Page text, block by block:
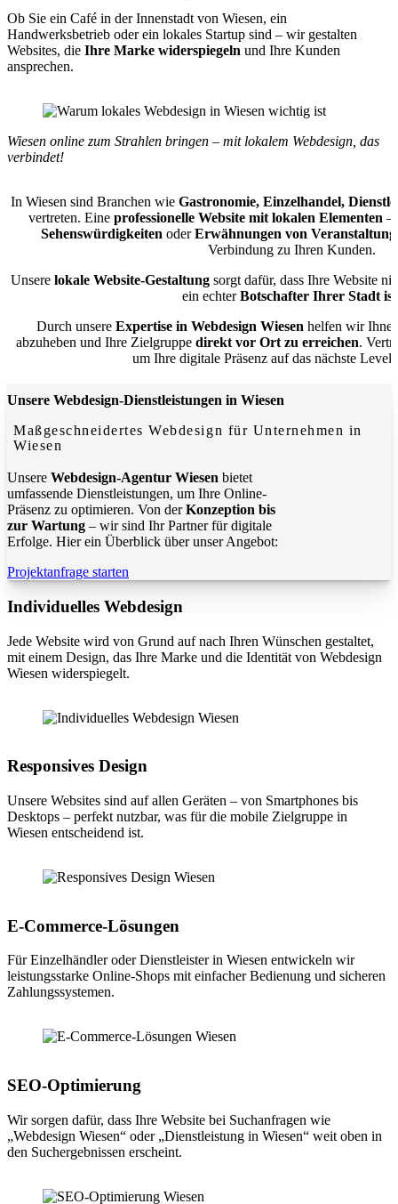
Ob Sie ein Café in der Innenstadt von Wiesen, ein
Handwerksbetrieb oder ein lokales Startup sind – wir gestalten
Websites, die Ihre Marke widerspiegeln und Ihre Kunden
ansprechen.
Wiesen online zum Strahlen bringen – mit lokalem Webdesign, das
verbindet!
In Wiesen sind Branchen wie Gastronomie, Einzelhandel,
vertreten. Eine professionelle Website mit lokalen Elementen –
Sehenswürdigkeiten oderErwähnungen von
Verbindung zu Ihren Kunden.
Unsere lokale Website-Gestaltungsorgt dafür, dass Ihre Website
ein echterBotschafter Ihrer Stadt ist
Durch unsere Expertise in Webdesign Wiesen helfen wir
abzuheben und Ihre Zielgruppe direkt vor Ort zu erreichen.
um Ihre digitale Präsenz auf das nächste Level
Unsere Webdesign-Dienstleistungen in Wiesen
Maßgeschneidertes Webdesign für Unternehmen in
Wiesen
Unsere Webdesign-Agentur Wiesen bietet
umfassende Dienstleistungen, um Ihre Online-
Präsenz zu optimieren. Von derKonzeption bis
zur Wartung – wir sind Ihr Partner für digitale
Erfolge. Hier ein Überblick über unser Angebot:
Projektanfrage starten
Individuelles Webdesign
Jede Website wird von Grund auf nach Ihren Wünschen gestaltet,
mit einem Design, das Ihre Marke und die Identität von Webdesign
Wiesen widerspiegelt.
Responsives Design
Unsere Websites sind auf allen Geräten – von Smartphones bis
Desktops – perfekt nutzbar, was für die mobile Zielgruppe in
Wiesen entscheidend ist.
E-Commerce-Lösungen
Für Einzelhändler oder Dienstleister in Wiesen entwickeln wir
leistungsstarke Online-Shops mit einfacher Bedienung und sicheren
Zahlungssystemen.
SEO-Optimierung
Wir sorgen dafür, dass Ihre Website bei Suchanfragen wie
„Webdesign Wiesen“ oder „Dienstleistung in Wiesen“ weit oben in
den Suchergebnissen erscheint.